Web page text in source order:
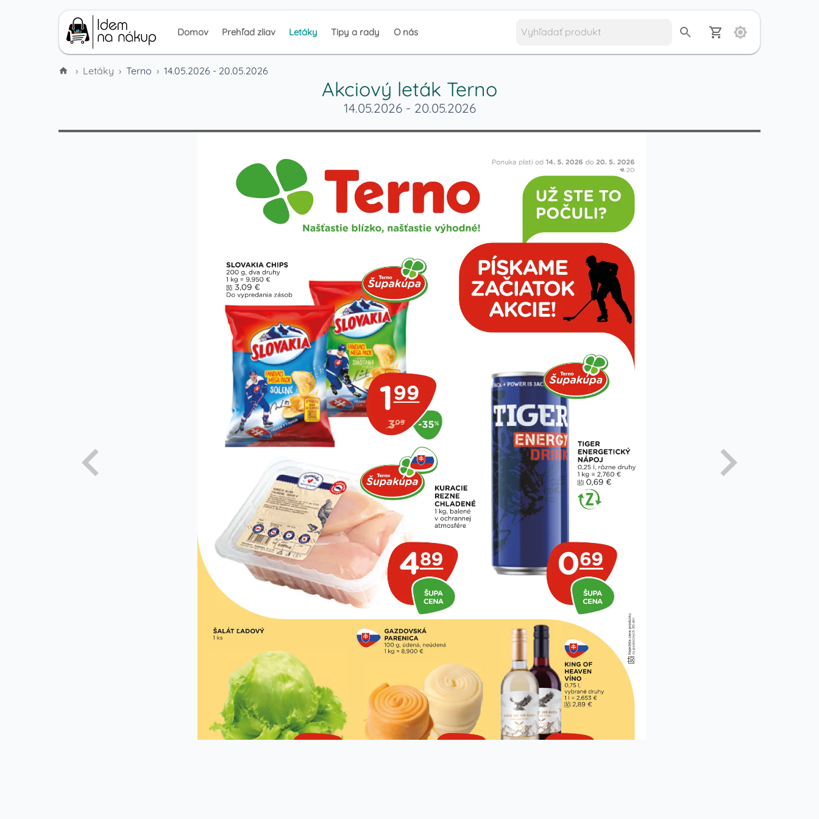
Domov Prehľad zliav Letáky Tipy a rady O nás
› Letáky › Terno › 14.05.2026 - 20.05.2026
Akciový leták Terno
14.05.2026- 20.05.2026